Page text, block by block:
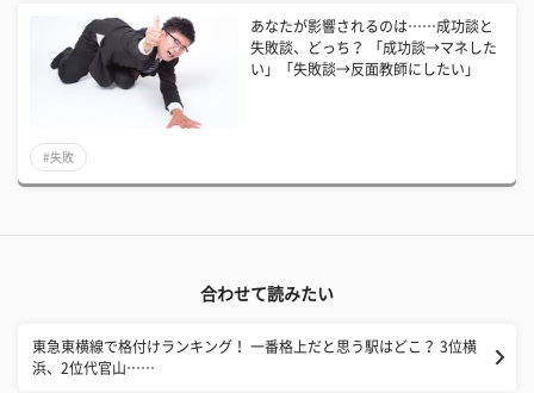
あなたが影響されるのは……成功談と
失敗談、どっち？ 「成功談→マネした
い」「失敗談→反面教師にしたい」
#失敗
合わせて読みたい
東急東横線で格付けランキング！ 一番格上だと思う駅はどこ？ 3位横
浜、2位代官山……